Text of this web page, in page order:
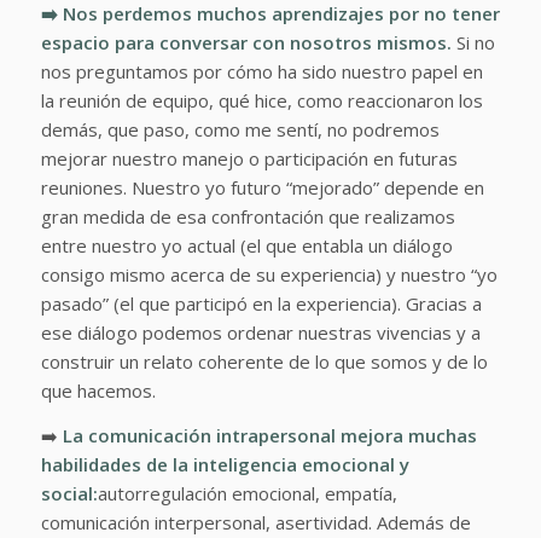
➡️ Nos perdemos muchos aprendizajes por no tener
espacio para conversar con nosotros mismos. Si no
nos preguntamos por cómo ha sido nuestro papel en
la reunión de equipo, qué hice, como reaccionaron los
demás, que paso, como me sentí, no podremos
mejorar nuestro manejo o participación en futuras
reuniones. Nuestro yo futuro “mejorado” depende en
gran medida de esa confrontación que realizamos
entre nuestro yo actual (el que entabla un diálogo
consigo mismo acerca de su experiencia) y nuestro “yo
pasado” (el que participó en la experiencia). Gracias a
ese diálogo podemos ordenar nuestras vivencias y a
construir un relato coherente de lo que somos y de lo
que hacemos.
➡️ La comunicación intrapersonal mejora muchas
habilidades de la inteligencia emocional y
social:autorregulación emocional, empatía,
comunicación interpersonal, asertividad. Además de